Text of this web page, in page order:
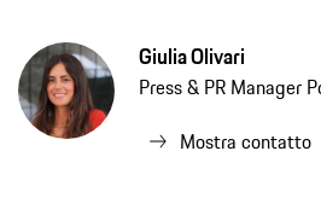
Giulia Olivari
Press & PR Manager
Mostra contatto